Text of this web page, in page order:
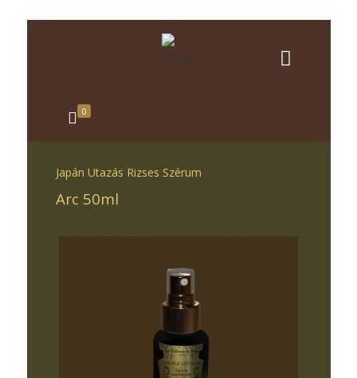
0
Japán Utazás Rizses Szérum
Arc 50ml